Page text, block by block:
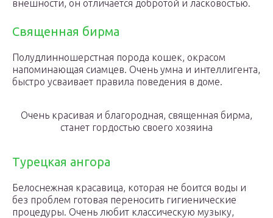
внешности, он отличается добротой и ласковостью.
Священная бирма
Полудлинношерстная порода кошек, окрасом
напоминающая сиамцев. Очень умна и интеллигента,
быстро усваивает правила поведения в доме.
Очень красивая и благородная, священная бирма,
станет гордостью своего хозяина
Турецкая ангора
Белоснежная красавица, которая не боится воды и
без проблем готовая переносить гигиенические
процедуры. Очень любит классическую музыку,